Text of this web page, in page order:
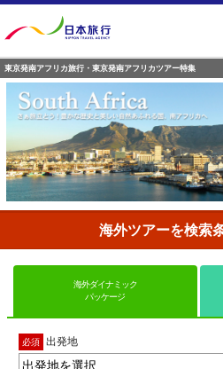
東京発南アフリカ旅行・東京発南アフリカツアー特集
海外ツアーを検索
海外ダイナミック
パッケージ
必須 出発地
出発地を選択